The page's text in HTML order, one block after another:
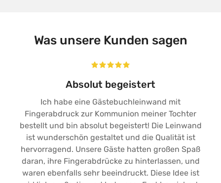
Was unsere Kunden sagen
Vielen Dank!
Die Qualität ist super und der Auftrag wurde
richtig schnell bearbeitet und zugestellt.
Außerdem wurden nach kurzer WhatsApp
Kommunikation (noch spät abends) direkt ein
paar Änderungen getätigt.
Vielen Dank also nochmal! Ich war sehr
zufrieden!